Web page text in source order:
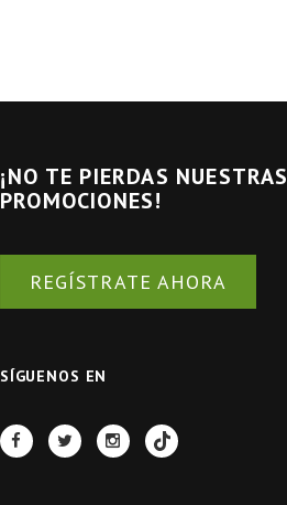
¡NO TE PIERDAS NUESTRAS
PROMOCIONES!
REGÍSTRATE AHORA
SÍGUENOS EN